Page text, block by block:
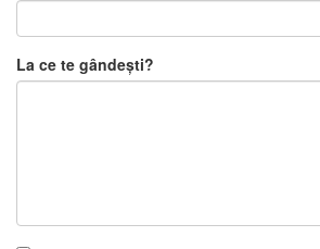
La ce te gândești?